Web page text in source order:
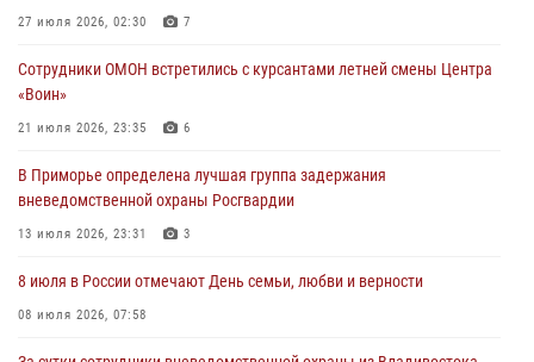
В Международный День тигра на открытии III семейных
службе
разрешительной работы Росгвардии напомнили гражданам, как
сдать оружие за вознаграждение
23 июля 2026, 22:45
27 июля 2026, 02:30 7
Сотрудники ОМОН встретились с курсантами летней смены Центра
«Воин»
21 июля 2026, 23:35 6
В Приморье определена лучшая группа задержания
вневедомственной охраны Росгвардии
13 июля 2026, 23:31 3
8 июля в России отмечают День семьи, любви и верности
08 июля 2026, 07:58